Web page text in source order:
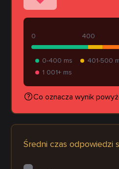
400
0
0-400 ms 401-500
1 001+ ms
Co oznacza wynik
Średni czas odpowiedzi